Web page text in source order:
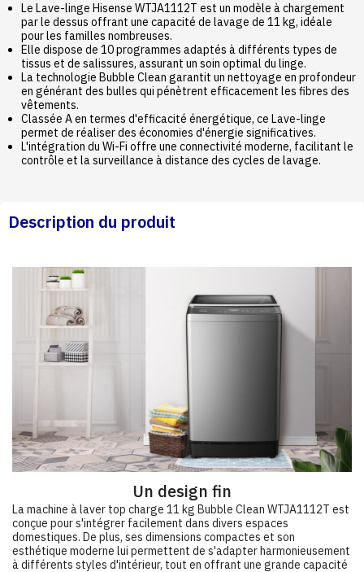
Le Lave-linge Hisense WTJA1112T est un modèle à chargement
par le dessus offrant une capacité de lavage de 11 kg, idéale
pour les familles nombreuses.
Elle dispose de 10 programmes adaptés à différents types de
tissus et de salissures, assurant un soin optimal du linge.
La technologie Bubble Clean garantit un nettoyage en profondeur
en générant des bulles qui pénètrent efficacement les fibres des
vêtements.
Classée A en termes d'efficacité énergétique, ce Lave-linge
permet de réaliser des économies d'énergie significatives.
L'intégration du Wi-Fi offre une connectivité moderne, facilitant le
contrôle et la surveillance à distance des cycles de lavage.
Description du produit
Un design fin
La machine à laver top charge 11 kg Bubble Clean WTJA1112T est
conçue pour s'intégrer facilement dans divers espaces
domestiques. De plus, ses dimensions compactes et son
esthétique moderne lui permettent de s'adapter harmonieusement
à différents styles d'intérieur, tout en offrant une grande capacité